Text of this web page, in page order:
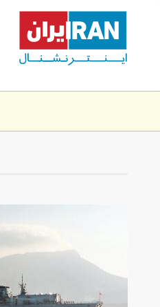
content